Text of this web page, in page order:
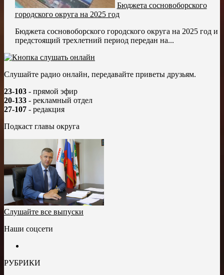
Бюджета сосновоборского
городского округа на 2025 год
Бюджета сосновоборского городского округа на 2025 год и
предстоящий трехлетний период передан на...
Слушайте радио онлайн, передавайте приветы друзьям.
23-103 - прямой эфир
20-133 - рекламный отдел
27-107 - редакция
Подкаст главы округа
Слушайте все выпуски
Наши соцсети
РУБРИКИ